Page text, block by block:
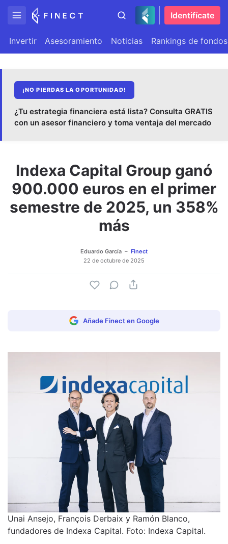
Identifícate
Invertir Asesoramiento Noticias Rankings de fondos
¡NO PIERDAS LA OPORTUNIDAD!
¿Tu estrategia financiera está lista? Consulta GRATIS
con un asesor financiero y toma ventaja del mercado
Indexa Capital Group ganó
900.000 euros en el primer
semestre de 2025, un 358%
más
Eduardo García
Finect
22 de octubre de 2025
Añade Finect en Google
Unai Ansejo, François Derbaix y Ramón Blanco,
fundadores de Indexa Capital. Foto: Indexa Capital.